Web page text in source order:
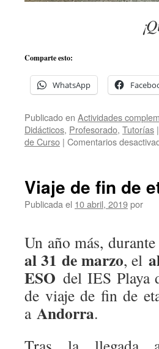
Comparte esto:
WhatsApp
Publicado en Actividades
Didácticos, Profesorado, Tutorías |
de Curso | Comentarios
Viaje de fin de
Publicada el 10 abril, 2019por
Un año más,
al 31 de marzo, el
ESO del IES Playa
de viaje de fin de
a Andorra.